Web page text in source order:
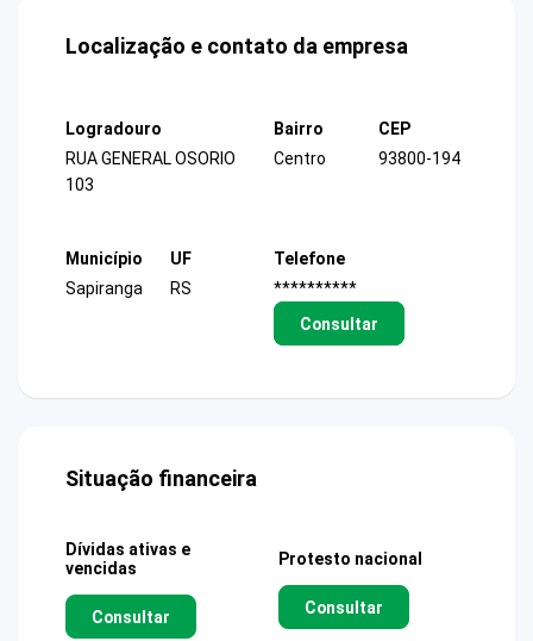
Localização e contato da empresa
Logradouro
RUA GENERAL OSORIO
103
Bairro
Centro
CEP
93800-194
Município
Sapiranga
UF
RS
Telefone
**********
Consultar
Situação financeira
Dívidas ativas e
vencidas
Consultar
Protesto nacional
Consultar